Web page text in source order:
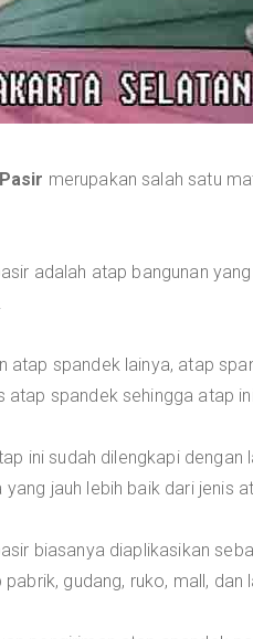
merupakan salah satu
adalah atap bangunan
atap spandek lainya, atap
atap spandek sehingga atap
ini sudah dilengkapi
jauh lebih baik dari jenis
biasanya diaplikasikan
gudang, ruko, mall, dan